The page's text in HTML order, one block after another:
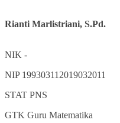
Rianti Marlistriani, S.Pd.
NIK -
NIP 199303112019032011
STAT PNS
GTK Guru Matematika